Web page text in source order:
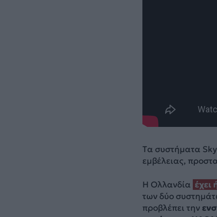
Tα συστήματα
εμβέλειας,
H Ολλανδία έχει
των δύο
προβλέπει την